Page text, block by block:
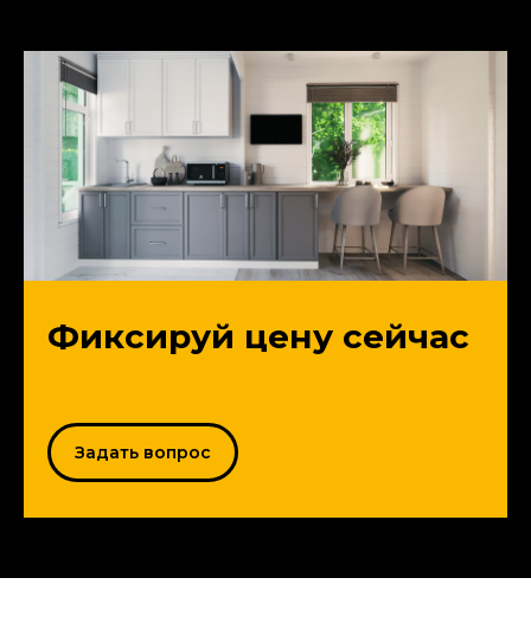
Фиксируй цену сейчас
Задать вопрос